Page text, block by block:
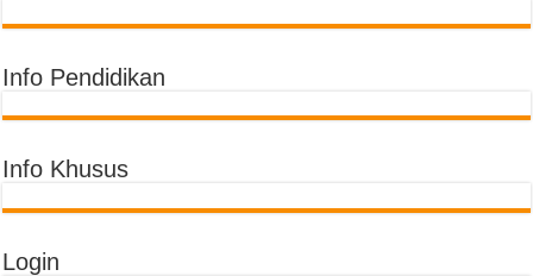
Info Pendidikan
Info Khusus
Login